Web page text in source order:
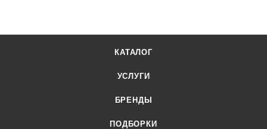
КАТАЛОГ
УСЛУГИ
БРЕНДЫ
ПОДБОРКИ